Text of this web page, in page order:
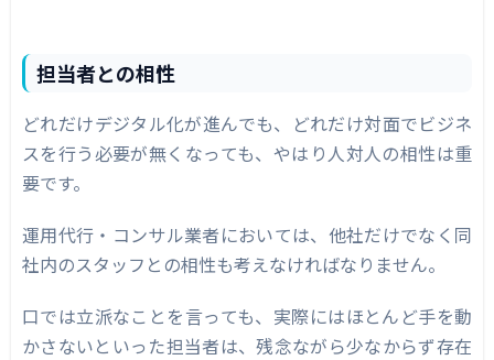
担当者との相性
どれだけデジタル化が進んでも、どれだけ対面でビジネ
スを行う必要が無くなっても、やはり人対人の相性は重
要です。
運用代行・コンサル業者においては、他社だけでなく同
社内のスタッフとの相性も考えなければなりません。
口では立派なことを言っても、実際にはほとんど手を動
かさないといった担当者は、残念ながら少なからず存在